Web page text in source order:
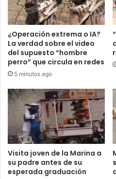
¿Operación extrema o IA?
La verdad sobre el video
del supuesto “hombre
perro” que circula en redes
5 minutos ago
Visita joven de la Marina a
su padre antes de su
esperada graduación